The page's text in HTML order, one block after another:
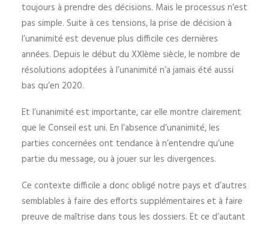
toujours à prendre des décisions. Mais le processus n’est
pas simple. Suite à ces tensions, la prise de décision à
l’unanimité est devenue plus difficile ces dernières
années. Depuis le début du XXIème siècle, le nombre de
résolutions adoptées à l’unanimité n’a jamais été aussi
bas qu’en 2020.
Et l’unanimité est importante, car elle montre clairement
que le Conseil est uni. En l’absence d’unanimité, les
parties concernées ont tendance à n’entendre qu’une
partie du message, ou à jouer sur les divergences.
Ce contexte difficile a donc obligé notre pays et d’autres
semblables à faire des efforts supplémentaires et à faire
preuve de maîtrise dans tous les dossiers. Et ce d’autant